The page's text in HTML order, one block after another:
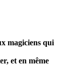
magiciens qui
et en même